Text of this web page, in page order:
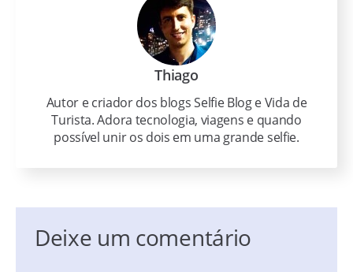
Thiago
Autor e criador dos blogs Selfie Blog e Vida de
Turista. Adora tecnologia, viagens e quando
possível unir os dois em uma grande selfie.
Deixe um comentário